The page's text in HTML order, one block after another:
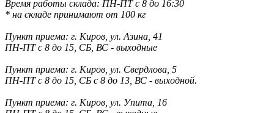
Время работы склада: ПН-ПТ с 8 до 16:30
* на складе принимают от 100 кг
Пункт приема: г. Киров, ул. Азина, 41
ПН-ПТ с 8 до 15, СБ, ВС - выходные
Пункт приема: г. Киров, ул. Свердлова, 5
ПН-ПТ с 8 до 15, СБ с 8 до 13, ВС - выходной.
Пункт приема: г. Киров, ул. Упита, 16